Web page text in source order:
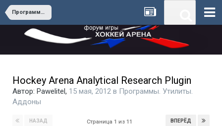
Программы. Утилиты. Аддоны
Hockey Arena Analytical Research Plugin
Автор: Pawelitel, 15 мая, 2012 в Программы. Утилиты.
Аддоны
НАЗАД ВПЕРЁД
Страница 1 из 11